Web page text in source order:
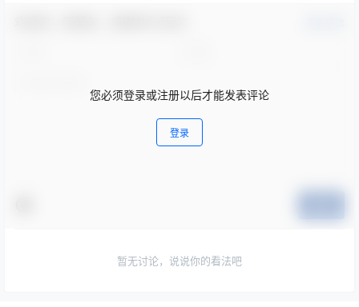
您必须登录或注册以后才能发表评论
登录
暂无讨论，说说你的看法吧